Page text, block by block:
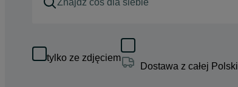
tylko ze zdjęciem
Dostawa z całej Polski